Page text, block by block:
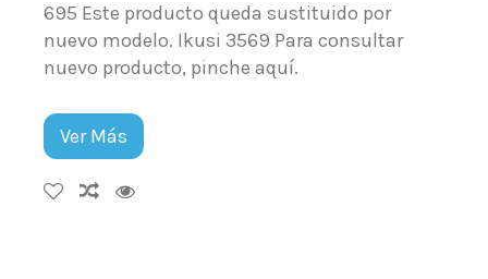
695 Este producto queda sustituido por
nuevo modelo. Ikusi 3569 Para consultar
nuevo producto, pinche aquí.
Ver Más